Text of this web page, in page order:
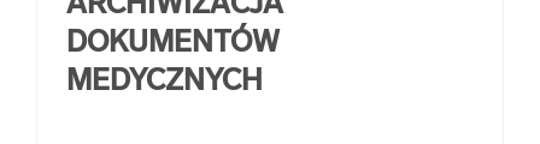
ARCHIWIZACJA
DOKUMENTÓW
MEDYCZNYCH